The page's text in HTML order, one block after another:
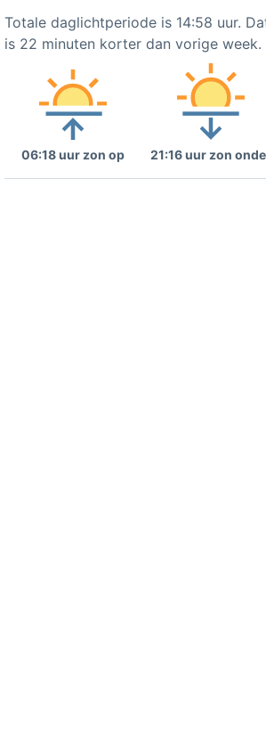
Totale daglichtperiode is 14:58 uur.
is 22 minuten korter dan vorige week.
06:18 uur zon op 21:16 uur zon